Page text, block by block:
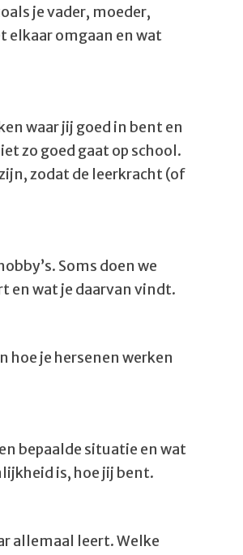
je vader, moeder,
elkaar omgaan en wat
waar jij goed in bent en
zo goed gaat op school.
zodat de leerkracht (of
Soms doen we
en wat je daarvan vindt.
hoe je hersenen werken
bepaalde situatie en wat
is, hoe jij bent.
allemaal leert. Welke